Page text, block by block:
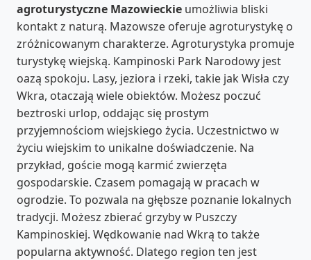
agroturystyczne Mazowieckie umożliwia bliski
kontakt z naturą. Mazowsze oferuje agroturystykę o
zróżnicowanym charakterze. Agroturystyka promuje
turystykę wiejską. Kampinoski Park Narodowy jest
oazą spokoju. Lasy, jeziora i rzeki, takie jak Wisła czy
Wkra, otaczają wiele obiektów. Możesz poczuć
beztroski urlop, oddając się prostym
przyjemnościom wiejskiego życia. Uczestnictwo w
życiu wiejskim to unikalne doświadczenie. Na
przykład, goście mogą karmić zwierzęta
gospodarskie. Czasem pomagają w pracach w
ogrodzie. To pozwala na głębsze poznanie lokalnych
tradycji. Możesz zbierać grzyby w Puszczy
Kampinoskiej. Wędkowanie nad Wkrą to także
popularna aktywność. Dlatego region ten jest